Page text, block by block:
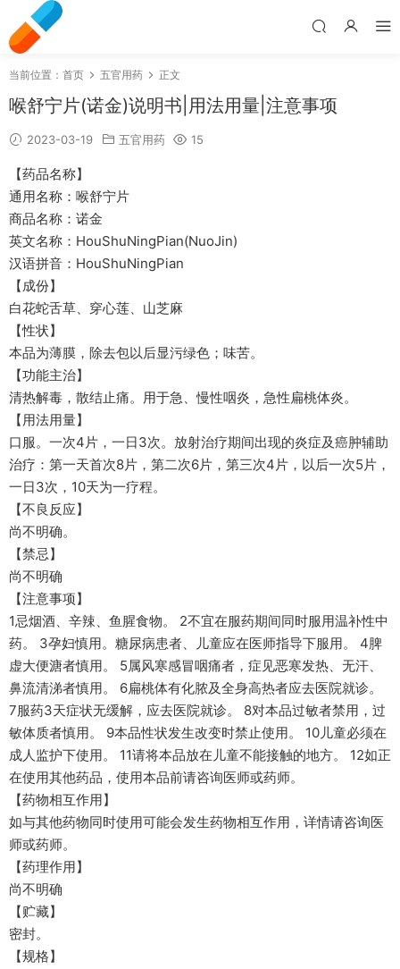
当前位置： 首页 五官用药 正文
喉舒宁片(诺金)说明书|用法用量|注意事项
2023-03-19 五官用药 15
【药品名称】
通用名称：喉舒宁片
商品名称：诺金
英文名称：HouShuNingPian(NuoJin)
汉语拼音：HouShuNingPian
【成份】
白花蛇舌草、穿心莲、山芝麻
【性状】
本品为薄膜，除去包以后显污绿色；味苦。
【功能主治】
清热解毒，散结止痛。用于急、慢性咽炎，急性扁桃体炎。
【用法用量】
口服。一次4片，一日3次。放射治疗期间出现的炎症及癌肿辅助
治疗：第一天首次8片，第二次6片，第三次4片，以后一次5片，
一日3次，10天为一疗程。
【不良反应】
尚不明确。
【禁忌】
尚不明确
【注意事项】
1忌烟酒、辛辣、鱼腥食物。 2不宜在服药期间同时服用温补性中
药。 3孕妇慎用。糖尿病患者、儿童应在医师指导下服用。 4脾
虚大便溏者慎用。 5属风寒感冒咽痛者，症见恶寒发热、无汗、
鼻流清涕者慎用。 6扁桃体有化脓及全身高热者应去医院就诊。
7服药3天症状无缓解，应去医院就诊。 8对本品过敏者禁用，过
敏体质者慎用。 9本品性状发生改变时禁止使用。 10儿童必须在
成人监护下使用。 11请将本品放在儿童不能接触的地方。 12如正
在使用其他药品，使用本品前请咨询医师或药师。
【药物相互作用】
如与其他药物同时使用可能会发生药物相互作用，详情请咨询医
师或药师。
【药理作用】
尚不明确
【贮藏】
密封。
【规格】